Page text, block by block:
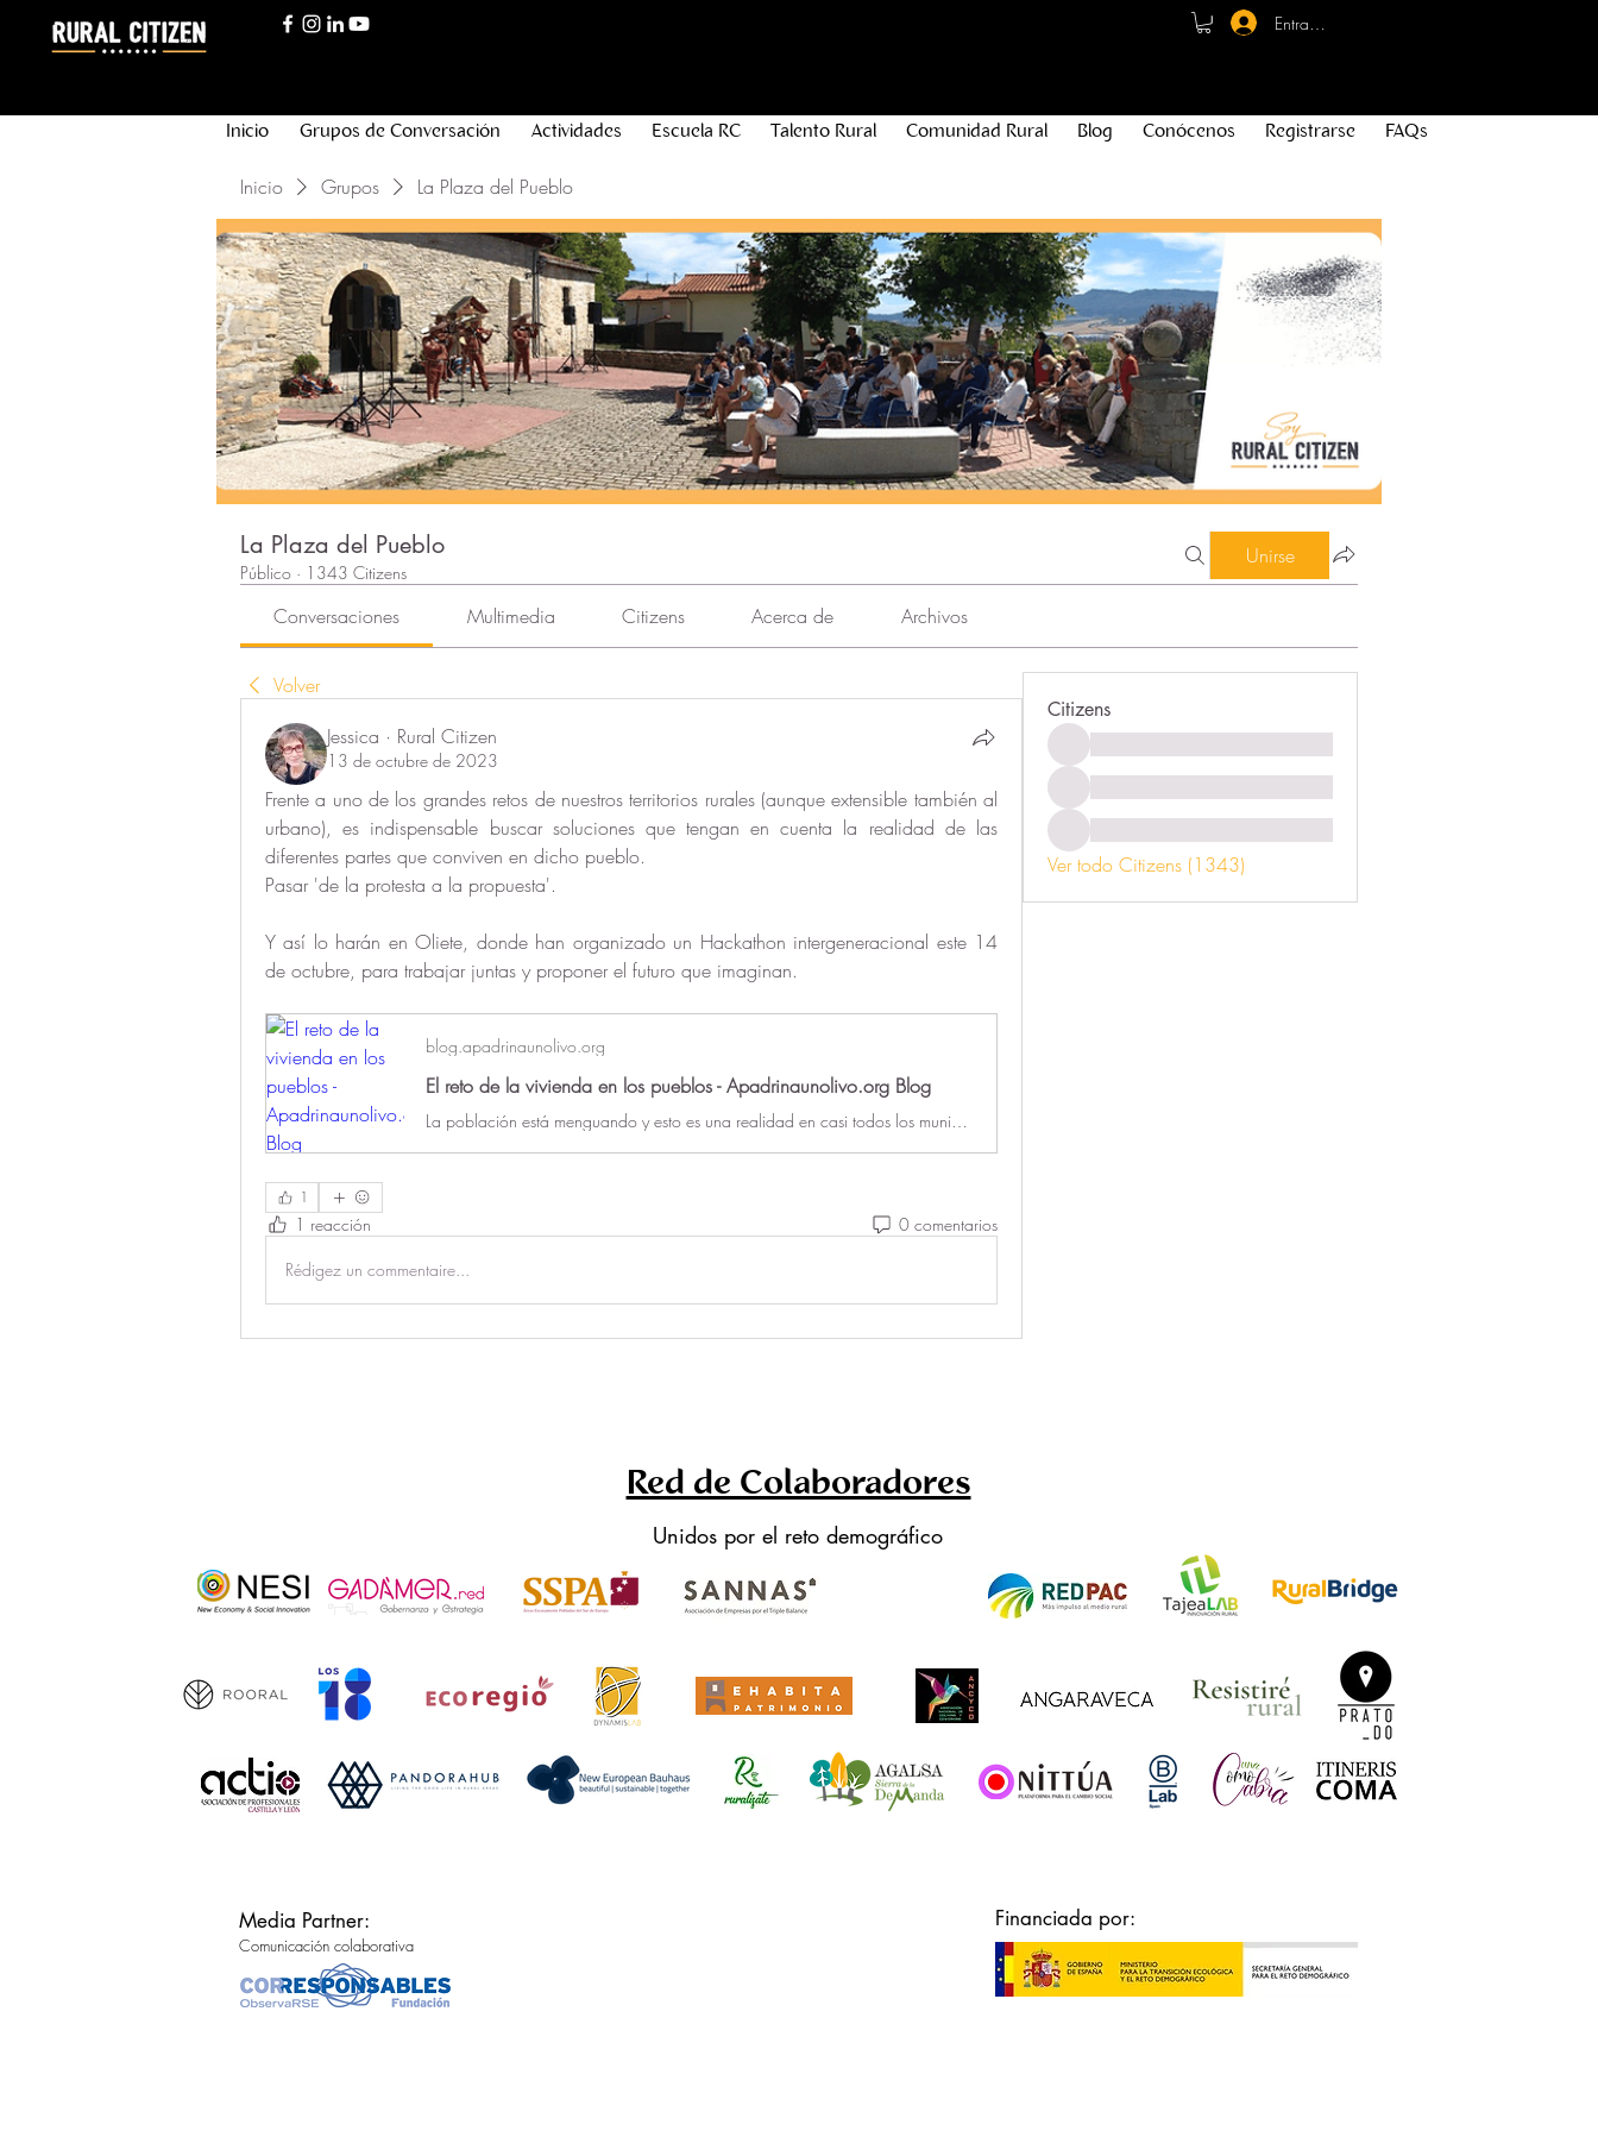
Entrar - Registro
Inicio Grupos de Conversación Actividades Escuela RC Talento Rural Comunidad Rural Blog Conócenos Registrarse FAQs
Inicio Grupos La Plaza del Pueblo
La Plaza del Pueblo
Público · 1343 Citizens
Unirse
Conversaciones Multimedia Citizens Acerca de Archivos
Volver
Jessica · Rural Citizen
13 de octubre de 2023
Frente a uno de los grandes retos de nuestros territorios rurales (aunque extensible también al
urbano), es indispensable buscar soluciones que tengan en cuenta la realidad de las
diferentes partes que conviven en dicho pueblo.
Pasar 'de la protesta a la propuesta'.
Y así lo harán en Oliete, donde han organizado un Hackathon intergeneracional este 14
de octubre, para trabajar juntas y proponer el futuro que imaginan.
blog.apadrinaunolivo.org
El reto de la vivienda en los pueblos - Apadrinaunolivo.org Blog
1
1 reacción 0 comentarios
Rédigez un commentaire...
Citizens
Ver todo Citizens (1343)
Red de Colaboradores
Unidos por el reto demográfico
Media Partner:
Comunicación colaborativa
Financiada por: